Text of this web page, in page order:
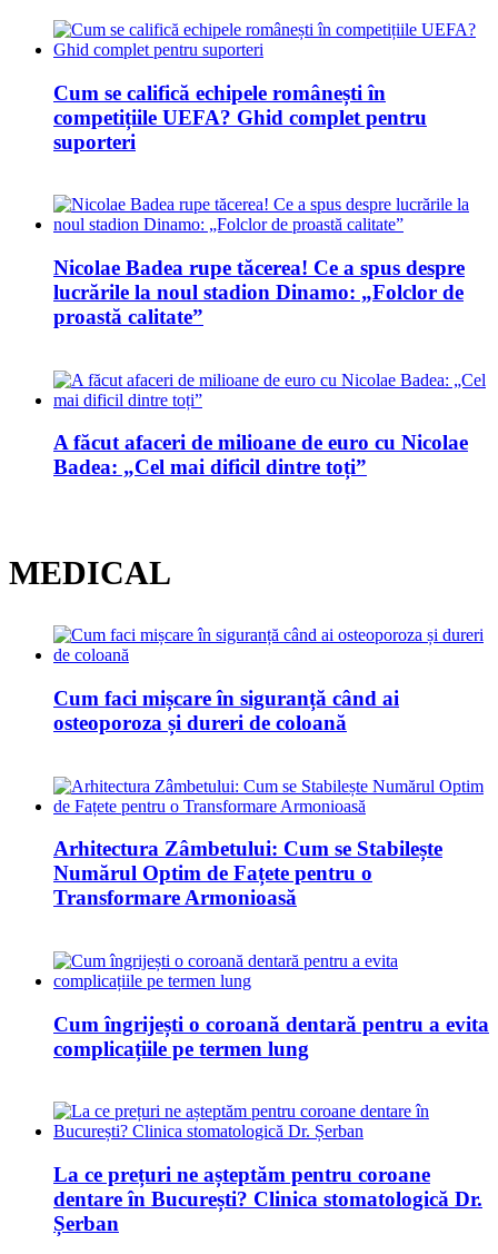
Cum se califică echipele românești în
competițiile UEFA? Ghid complet pentru
suporteri
Nicolae Badea rupe tăcerea! Ce a spus despre
lucrările la noul stadion Dinamo: „Folclor de
proastă calitate”
A făcut afaceri de milioane de euro cu Nicolae
Badea: „Cel mai dificil dintre toți”
MEDICAL
Cum faci mișcare în siguranță când ai
osteoporoza și dureri de coloană
Arhitectura Zâmbetului: Cum se Stabilește
Numărul Optim de Fațete pentru o
Transformare Armonioasă
Cum îngrijești o coroană dentară pentru a evita
complicațiile pe termen lung
La ce prețuri ne așteptăm pentru coroane
dentare în București? Clinica stomatologică Dr.
Șerban